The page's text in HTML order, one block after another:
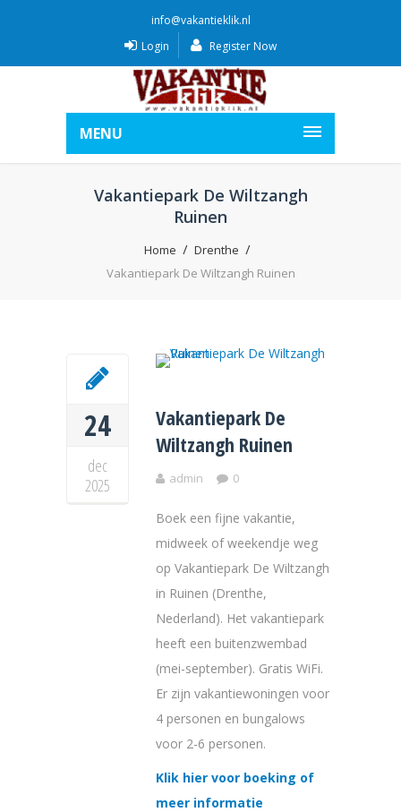
info@vakantieklik.nl
Login
Register Now
MENU
Vakantiepark De Wiltzangh
Ruinen
Home
Drenthe
Vakantiepark De Wiltzangh Ruinen
24
dec
2025
Vakantiepark De
Wiltzangh Ruinen
admin 0
Boek een fijne vakantie,
midweek of weekendje weg
op Vakantiepark De Wiltzangh
in Ruinen (Drenthe,
Nederland). Het vakantiepark
heeft een buitenzwembad
(mei-september). Gratis WiFi.
Er zijn vakantiewoningen voor
4 personen en bungalows
voor 2-6 personen.
Klik hier voor boeking of
meer informatie